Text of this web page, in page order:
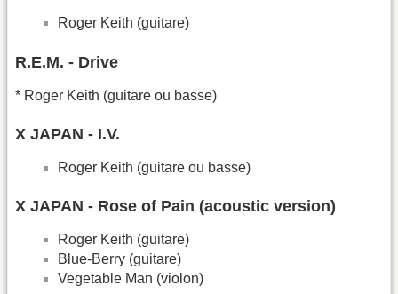
Roger Keith (guitare)
R.E.M. - Drive
* Roger Keith (guitare ou basse)
X JAPAN - I.V.
Roger Keith (guitare ou basse)
X JAPAN - Rose of Pain (acoustic version)
Roger Keith (guitare)
Blue-Berry (guitare)
Vegetable Man (violon)